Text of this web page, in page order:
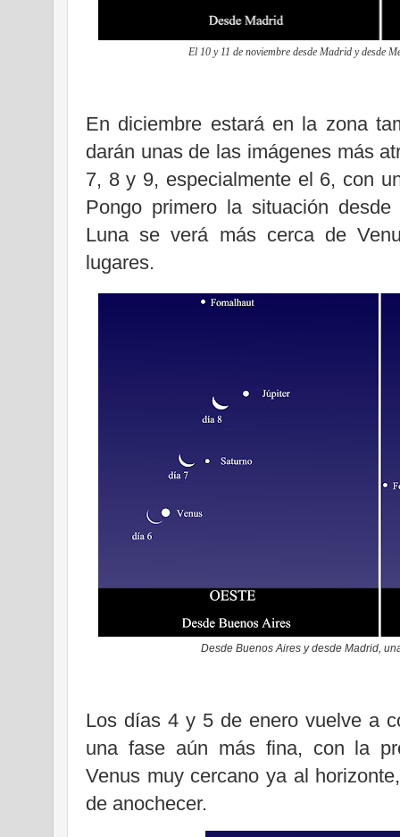
El 10 y 11 de noviembre desde Madrid y desde
En diciembre estará en la zona
darán unas de las imágenes más
7, 8 y 9, especialmente el 6, con
Pongo primero la situación
Luna se verá más cerca de
lugares.
Desde Buenos Aires y desde Madrid,
Los días 4 y 5 de enero vuelve a
una fase aún más fina, con la
Venus muy cercano ya al
de anochecer.